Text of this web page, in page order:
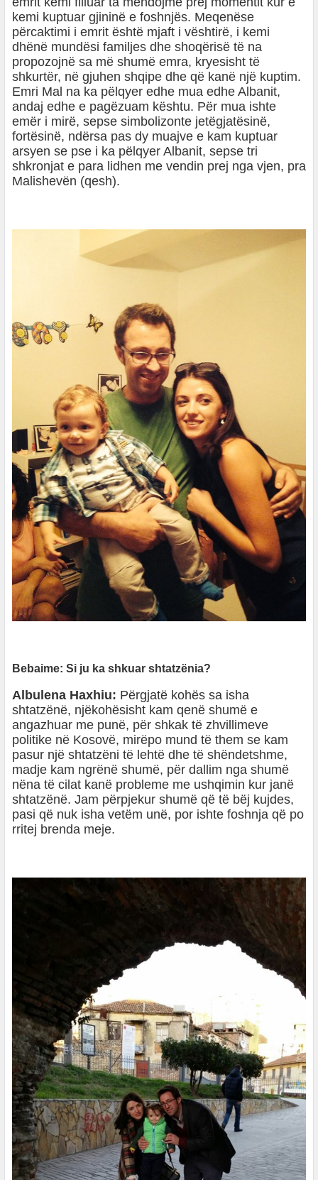
kemi kuptuar gjininë e foshnjës. Meqenëse
përcaktimi i emrit është mjaft i vështirë, i kemi
dhënë mundësi familjes dhe shoqërisë të na
propozojnë sa më shumë emra, kryesisht të
shkurtër, në gjuhen shqipe dhe që kanë një kuptim.
Emri Mal na ka pëlqyer edhe mua edhe Albanit,
andaj edhe e pagëzuam kështu. Për mua ishte
emër i mirë, sepse simbolizonte jetëgjatësinë,
fortësinë, ndërsa pas dy muajve e kam kuptuar
arsyen se pse i ka pëlqyer Albanit, sepse tri
shkronjat e para lidhen me vendin prej nga vjen, pra
Malishevën (qesh).
Bebaime: Si ju ka shkuar shtatzënia?
Albulena Haxhiu: Përgjatë kohës sa isha
shtatzënë, njëkohësisht kam qenë shumë e
angazhuar me punë, për shkak të zhvillimeve
politike në Kosovë, mirëpo mund të them se kam
pasur një shtatzëni të lehtë dhe të shëndetshme,
madje kam ngrënë shumë, për dallim nga shumë
nëna të cilat kanë probleme me ushqimin kur janë
shtatzënë. Jam përpjekur shumë që të bëj kujdes,
pasi që nuk isha vetëm unë, por ishte foshnja që po
rritej brenda meje.